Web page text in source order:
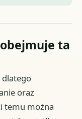
ta
dlatego
oraz
temu można